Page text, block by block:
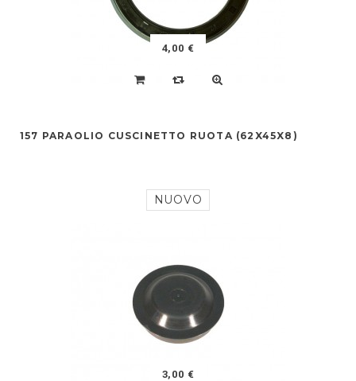
4,00 €
157 PARAOLIO CUSCINETTO RUOTA (62X45X8)
NUOVO
3,00 €